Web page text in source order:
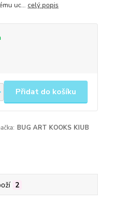
uc... celý popis
Přidat do košíku
BUG ART KOOKS KIUB
2